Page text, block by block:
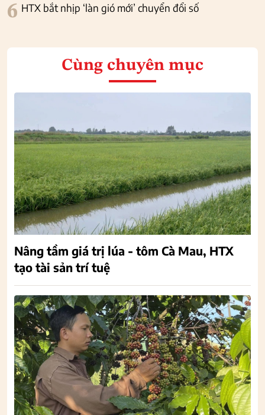
6 HTX bắt nhịp ‘làn gió mới’ chuyển đổi số
Cùng chuyên mục
Nâng tầm giá trị lúa - tôm Cà Mau, HTX
tạo tài sản trí tuệ